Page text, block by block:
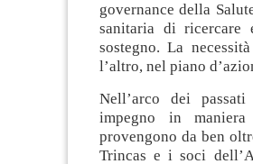
governance della
sanitaria di ricercare
sostegno. La
l’altro, nel piano
Nell’arco dei
impegno in
provengono da ben
Trincas e i soci